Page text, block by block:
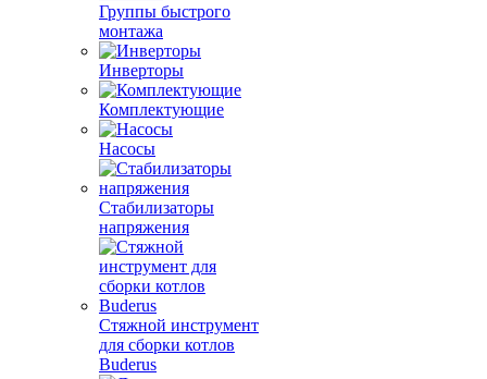
Группы быстрого
монтажа
Инверторы
Комплектующие
Насосы
Стабилизаторы
напряжения
Стяжной инструмент
для сборки котлов
Buderus